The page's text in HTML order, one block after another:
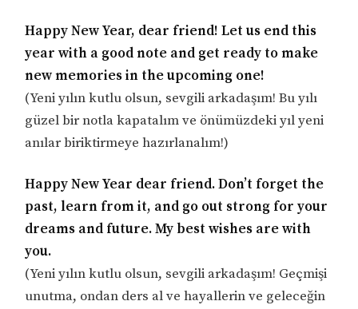
Happy New Year, dear friend! Let us end this
year with a good note and get ready to make
new memories in the upcoming one!
(Yeni yılın kutlu olsun, sevgili arkadaşım! Bu yılı
güzel bir notla kapatalım ve önümüzdeki yıl yeni
anılar biriktirmeye hazırlanalım!)
Happy New Year dear friend. Don’t forget the
past, learn from it, and go out strong for your
dreams and future. My best wishes are with
you.
(Yeni yılın kutlu olsun, sevgili arkadaşım! Geçmişi
unutma, ondan ders al ve hayallerin ve geleceğin